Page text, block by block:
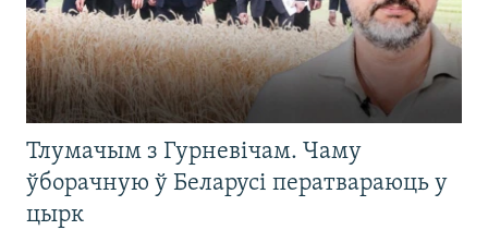
Тлумачым з Гурневічам. Чаму
ўборачную ў Беларусі ператвараюць у
цырк